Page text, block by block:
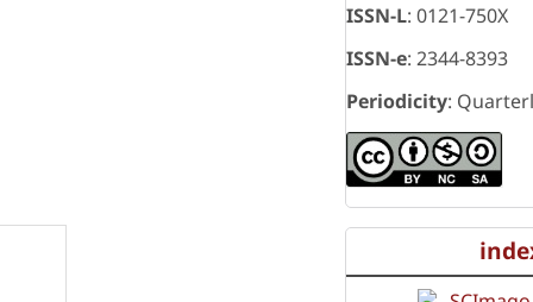
ISSN-L: 0121-750X
ISSN-e: 2344-8393
Periodicity: